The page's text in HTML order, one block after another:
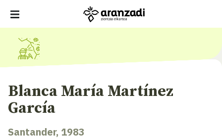
Blanca María Martínez
García
Santander, 1983